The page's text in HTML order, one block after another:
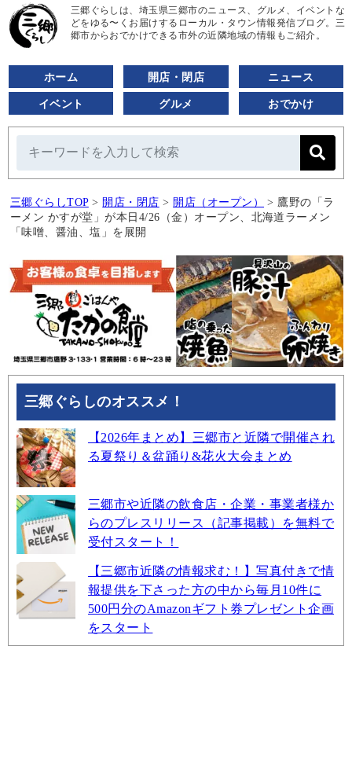
三郷ぐらしは、埼玉県三郷市のニュース、グルメ、イベントな
どをゆる〜くお届けするローカル・タウン情報発信ブログ。三
郷市からおでかけできる市外の近隣地域の情報もご紹介。
ホーム 開店・閉店 ニュース
イベント グルメ おでかけ
三郷ぐらしTOP > 開店・閉店 > 開店（オープン） > 鷹野の「ラ
ーメン かすが堂」が本日4/26（金）オープン、北海道ラーメン
「味噌、醤油、塩」を展開
三郷ぐらしのオススメ！
【2026年まとめ】三郷市と近隣で開催され
る夏祭り＆盆踊り&花火大会まとめ
三郷市や近隣の飲食店・企業・事業者様か
らのプレスリリース（記事掲載）を無料で
受付スタート！
【三郷市近隣の情報求む！】写真付きで情
報提供を下さった方の中から毎月10件に
500円分のAmazonギフト券プレゼント企画
をスタート